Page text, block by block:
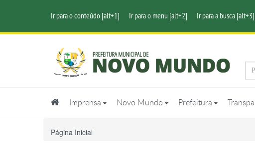
Ir para o conteúdo [alt+1] Ir para o menu [alt+2] Ir para a busca [alt+3]
Imprensa Novo Mundo Prefeitura
Página Inicial